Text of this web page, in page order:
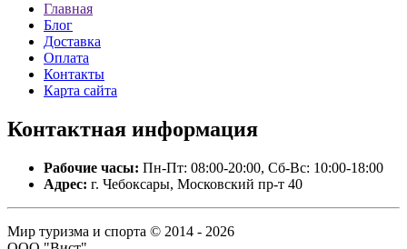
Главная
Блог
Доставка
Оплата
Контакты
Карта сайта
Контактная информация
Рабочие часы: Пн-Пт: 08:00-20:00, Сб-Вс: 10:00-18:00
Адрес: г. Чебоксары, Московский пр-т 40
Мир туризма и спорта © 2014 - 2026